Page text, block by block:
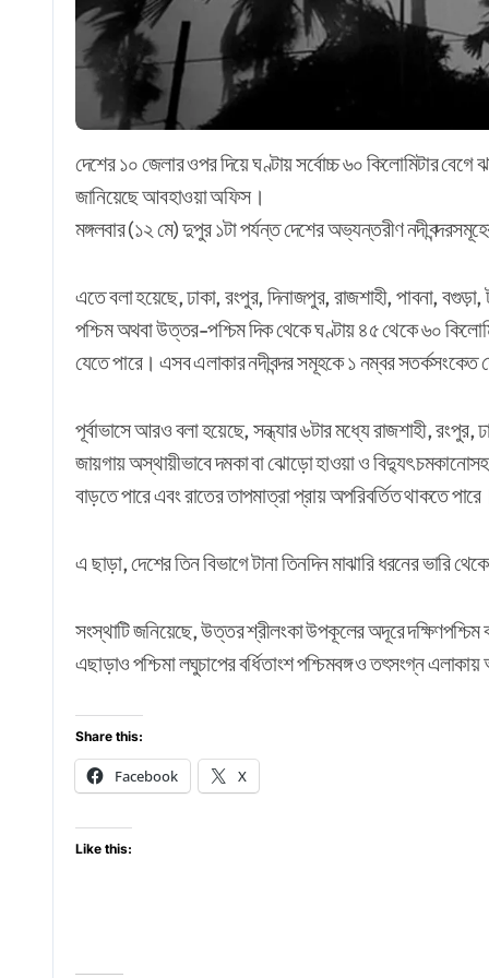
দেশের ১০ জেলার ওপর দিয়ে ঘণ্টায় সর্বোচ্চ ৬০ কিলোমিটার বেগে ঝড় বয়ে যেতে পারে। একই সঙ্গে বৃষ্টি অথবা বজ্রবৃষ্টি হতে পারে বলে
জানিয়েছে আবহাওয়া অফিস।
মঙ্গলবার (১২ মে) দুপুর ১টা পর্যন্ত দেশের অভ্যন্তরীণ
এতে বলা হয়েছে, ঢাকা, রংপুর, দিনাজপুর, রাজশাহী, পাবনা,
পশ্চিম অথবা উত্তর-পশ্চিম দিক থেকে ঘণ্টায় ৪৫ থেকে ৬০
যেতে পারে। এসব এলাকার নদীবন্দর সমূহকে ১ নম্বর সতর্কসংকেত
পূর্বাভাসে আরও বলা হয়েছে, সন্ধ্যার ৬টার মধ্যে রাজশাহী,
জায়গায় অস্থায়ীভাবে দমকা বা ঝোড়ো হাওয়া ও বিদ্যুৎ চমকানোসহ
বাড়তে পারে এবং রাতের তাপমাত্রা প্রায় অপরিবর্তিত থাকতে
এ ছাড়া, দেশের তিন বিভাগে টানা তিনদিন মাঝারি ধরনের ভারি
সংস্থাটি জনিয়েছে, উত্তর শ্রীলংকা উপকূলের অদূরে
এছাড়াও পশ্চিমা লঘুচাপের বর্ধিতাংশ পশ্চিমবঙ্গ ও তৎসংগ্ন
Share this:
Facebook X
Like this: